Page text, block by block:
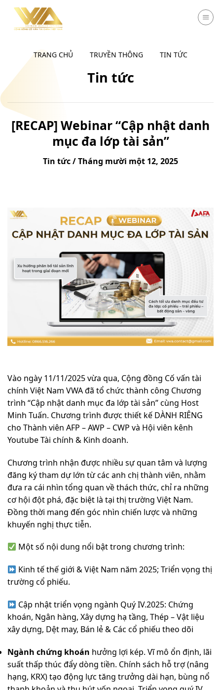
Chuyển
TRANG CHỦ TRUYỀN THÔNG TIN TỨC
Tin tức
[RECAP] Webinar “Cập nhật danh
mục đa lớp tài sản”
Tin tức / Tháng mười một 12, 2025
Vào ngày 11/11/2025 vừa qua, Cộng đồng Cố vấn tài
chính Việt Nam VWA đã tổ chức thành công Chương
trình “Cập nhật danh mục đa lớp tài sản” cùng Host
Minh Tuấn. Chương trình được thiết kế DÀNH RIÊNG
cho Thành viên AFP – AWP – CWP và Hội viên kênh
Youtube Tài chính & Kinh doanh.
Chương trình nhận được nhiều sự quan tâm và lượng
đăng ký tham dự lớn từ các anh chị thành viên, nhằm
đưa ra cái nhìn tổng quan về thách thức, chỉ ra những
cơ hội đột phá, đặc biệt là tại thị trường Việt Nam.
Đồng thời mang đến góc nhìn chiến lược và những
khuyến nghị thực tiễn.
Một số nội dung nổi bật trong chương trình:
Kinh tế thế giới & Việt Nam năm 2025; Triển vọng thị
trường cổ phiếu.
Cập nhật triển vọng ngành Quý IV.2025: Chứng
khoán, Ngân hàng, Xây dựng hạ tầng, Thép – Vật liệu
xây dựng, Dệt may, Bán lẻ & Các cổ phiếu theo dõi
Ngành chứng khoán hưởng lợi kép. Vĩ mô ổn định, lãi
suất thấp thúc đẩy dòng tiền. Chính sách hỗ trợ (nâng
hạng, KRX) tạo động lực tăng trưởng dài hạn, bùng nổ